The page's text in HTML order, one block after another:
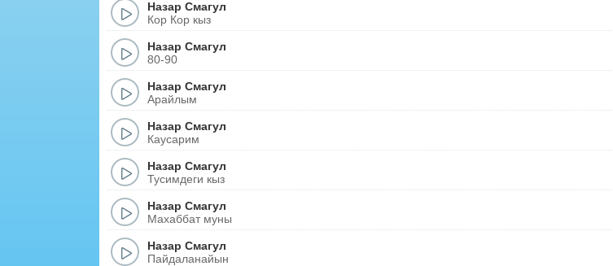
Назар Смагул
Кор Кор кыз
Назар Смагул
80-90
Назар Смагул
Арайлым
Назар Смагул
Каусарим
Назар Смагул
Тусимдеги кыз
Назар Смагул
Махаббат муны
Назар Смагул
Пайдаланайын